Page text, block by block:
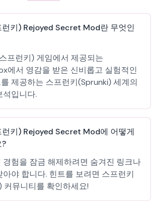
키) Rejoyed Secret Mod란 무엇인
프런키) 게임에서 제공되는
에서 영감을 받은 신비롭고 실험적인
제공하는 스프런키(Sprunki) 세계의
석입니다.
키) Rejoyed Secret Mod에 어떻게
경험을 잠금 해제하려면 숨겨진 링크나
아야 합니다. 힌트를 보려면 스프런키
커뮤니티를 확인하세요!